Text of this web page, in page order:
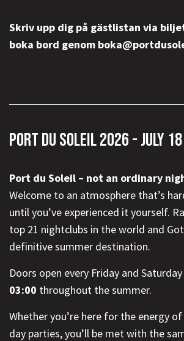
Skriv upp dig på gästlistan via
boka bord genom
PORT DU SOLEIL 2026 - JULY 18
Port du Soleil – not an ordinary
Welcome to an atmosphere that’s
until you’ve experienced it yourself.
top 21 nightclubs in the world and
definitive summer destination.
Doors open every Friday and
03:00 throughout the summer.
Whether you’re here for the energy
day parties, you’ll be met with the